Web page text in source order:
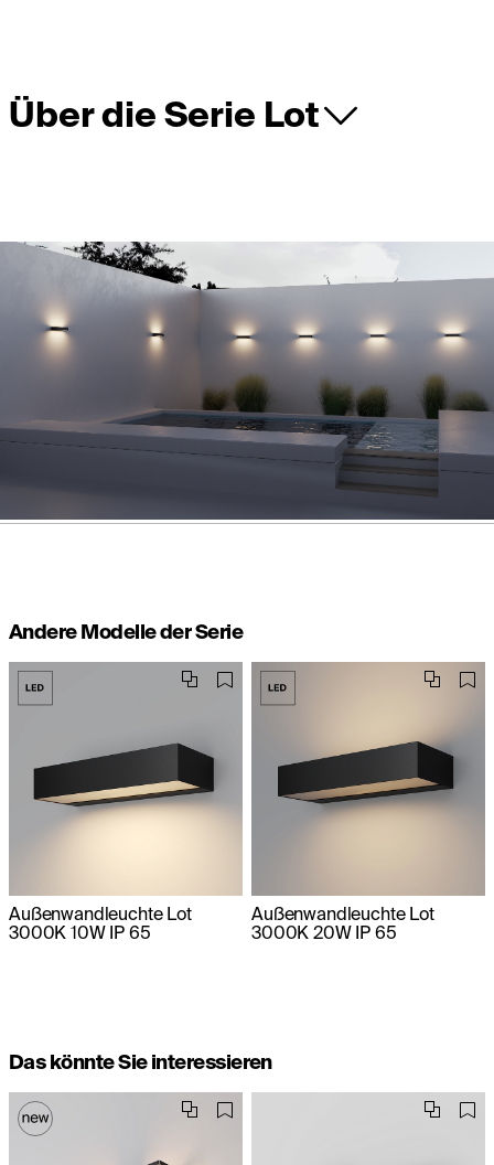
Über die Serie Lot
Andere Modelle der Serie
Außenwandleuchte Lot
3000K 10W IP 65
Außenwandleuchte Lot
3000K 20W IP 65
Das könnte Sie interessieren